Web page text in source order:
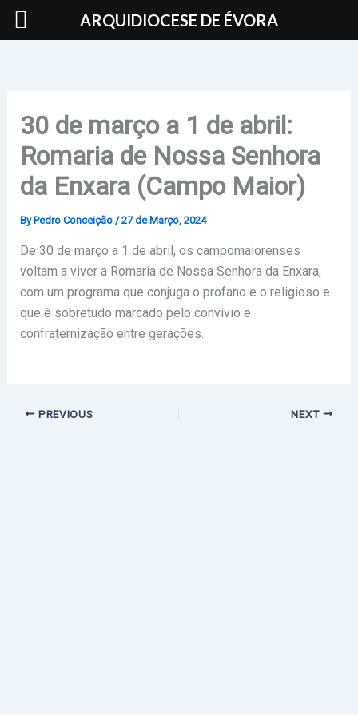
Skip
30 de março a 1 de abril:
Romaria de Nossa Senhora
da Enxara (Campo Maior)
By Pedro Conceição /27 de Março, 2024
De 30 de março a 1 de abril, os campomaiorenses
voltam a viver a Romaria de Nossa Senhora da Enxara,
com um programa que conjuga o profano e o religioso e
que é sobretudo marcado pelo convívio e
confraternização entre gerações.
PREVIOUS NEXT
ARQUIDIOCESE DE ÉVORA